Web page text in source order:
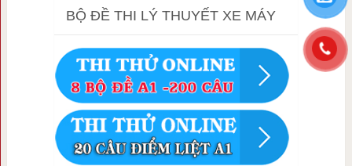
BỘ ĐỀ THI LÝ THUYẾT XE MÁY